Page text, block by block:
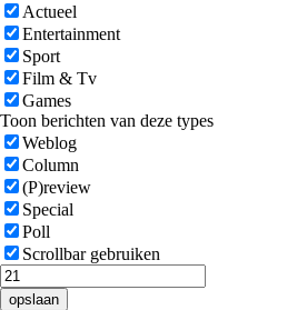
Actueel
Entertainment
Sport
Film & Tv
Games
Toon berichten van deze types
Weblog
Column
(P)review
Special
Poll
Scrollbar gebruiken
opslaan